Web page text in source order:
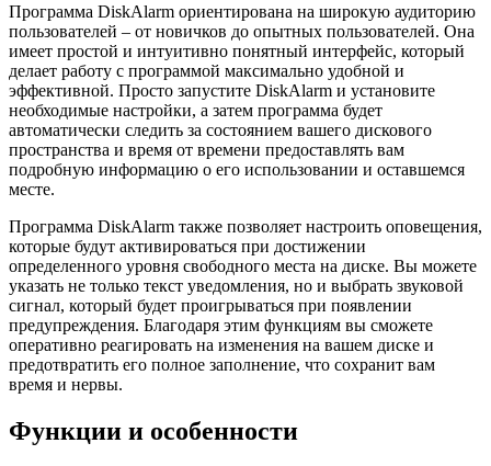
Программа DiskAlarm ориентирована на широкую аудиторию
пользователей – от новичков до опытных пользователей. Она
имеет простой и интуитивно понятный интерфейс, который
делает работу с программой максимально удобной и
эффективной. Просто запустите DiskAlarm и установите
необходимые настройки, а затем программа будет
автоматически следить за состоянием вашего дискового
пространства и время от времени предоставлять вам
подробную информацию о его использовании и оставшемся
месте.
Программа DiskAlarm также позволяет настроить оповещения,
которые будут активироваться при достижении
определенного уровня свободного места на диске. Вы можете
указать не только текст уведомления, но и выбрать звуковой
сигнал, который будет проигрываться при появлении
предупреждения. Благодаря этим функциям вы сможете
оперативно реагировать на изменения на вашем диске и
предотвратить его полное заполнение, что сохранит вам
время и нервы.
Функции и особенности